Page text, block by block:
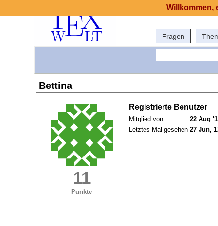
Fragen
Bettina_
11
Punkte
Registrierte Benutzer
Mitglied von
22 Aug
Letztes Mal gesehen 27 Jun,
Willkommen,